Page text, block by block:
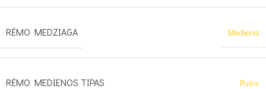
RĖMO MEDZIAGA Mediena
RĖMO MEDIENOS TIPAS Pušis